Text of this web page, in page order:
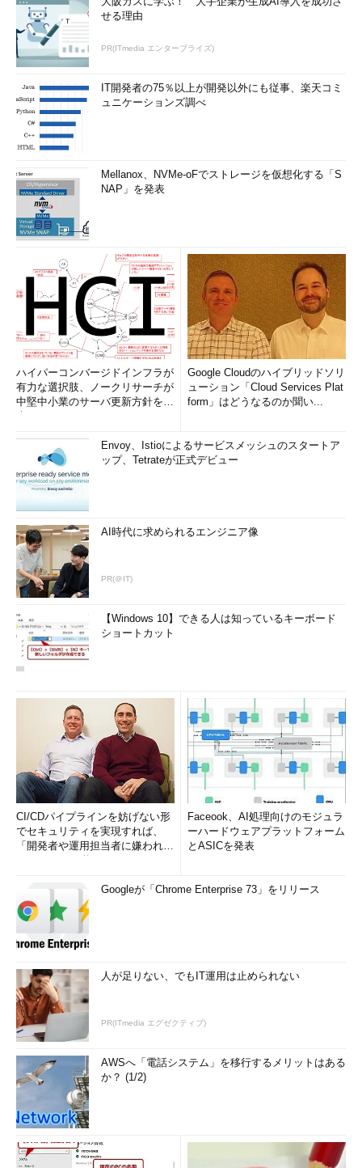
せる理由
PR(ITmedia エンタープライズ)
IT開発者の75％以上が開発以外にも従事、楽天コミ
ュニケーションズ調べ
Mellanox、NVMe-oFでストレージを仮想化する「S
NAP」を発表
ハイパーコンバージドインフラが
有力な選択肢、ノークリサーチが
中堅中小業のサーバ更新方針を調
Google Cloudのハイブリッドソリ
ューション「Cloud Services Plat
form」はどうなるのか聞い...
Envoy、Istioによるサービスメッシュのスタートア
ップ、Tetrateが正式デビュー
AI時代に求められるエンジニア像
PR(＠IT)
【Windows 10】できる人は知っているキーボード
ショートカット
CI/CDパイプラインを妨げない形
でセキュリティを実現すれば、
「開発者や運用担当者に嫌われな
Faceook、AI処理向けのモジュラ
ーハードウェアプラットフォーム
とASICを発表
Googleが「Chrome Enterprise 73」をリリース
人が足りない、でもIT運用は止められない
PR(ITmedia エグゼクティブ)
AWSへ「電話システム」を移行するメリットはある
か？ (1/2)